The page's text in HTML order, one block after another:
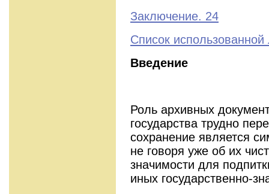
Заключение. 24
Список
Введение
Роль архивных
государства трудно
сохранение является
не говоря уже об их
значимости для
иных государственно-